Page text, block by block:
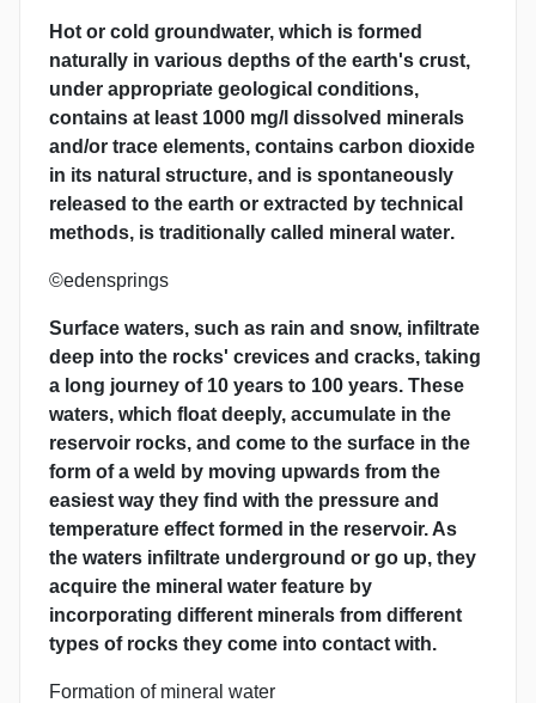
Hot or cold groundwater, which is formed
naturally in various depths of the earth's crust,
under appropriate geological conditions,
contains at least 1000 mg/l dissolved minerals
and/or trace elements, contains carbon dioxide
in its natural structure, and is spontaneously
released to the earth or extracted by technical
methods, is traditionally called mineral water.
©edensprings
Surface waters, such as rain and snow, infiltrate
deep into the rocks' crevices and cracks, taking
a long journey of 10 years to 100 years. These
waters, which float deeply, accumulate in the
reservoir rocks, and come to the surface in the
form of a weld by moving upwards from the
easiest way they find with the pressure and
temperature effect formed in the reservoir. As
the waters infiltrate underground or go up, they
acquire the mineral water feature by
incorporating different minerals from different
types of rocks they come into contact with.
Formation of mineral water